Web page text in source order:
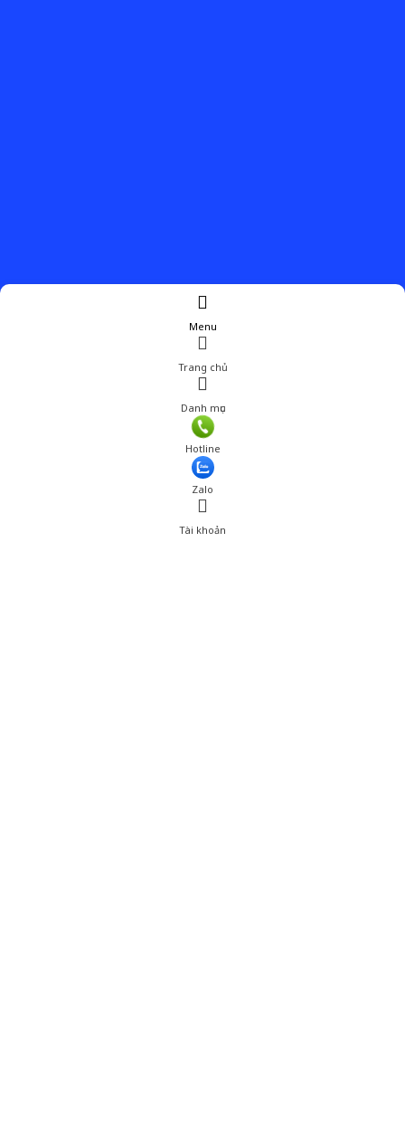
Menu
Trang chủ
Danh mục
Hotline
Zalo
Tài khoản